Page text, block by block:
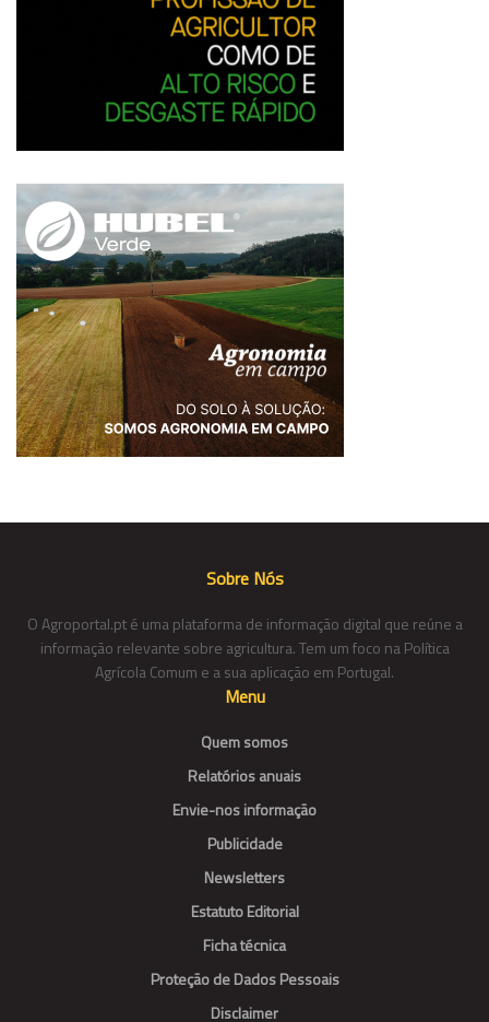
Sobre Nós
O Agroportal.pt é uma plataforma de informação digital que reúne a
informação relevante sobre agricultura. Tem um foco na Política
Agrícola Comum e a sua aplicação em Portugal.
Menu
Quem somos
Relatórios anuais
Envie-nos informação
Publicidade
Newsletters
Estatuto Editorial
Ficha técnica
Proteção de Dados Pessoais
Disclaimer